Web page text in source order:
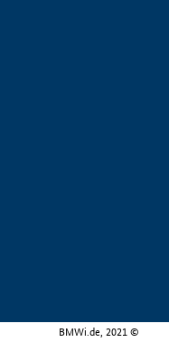
BMWi.de, 2021 ©